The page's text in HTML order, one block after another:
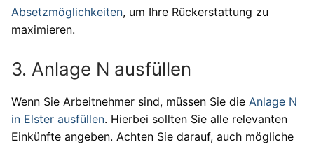
Absetzmöglichkeiten, um Ihre Rückerstattung zu
maximieren.
3. Anlage N ausfüllen
Wenn Sie Arbeitnehmer sind, müssen Sie die Anlage N
in Elster ausfüllen. Hierbei sollten Sie alle relevanten
Einkünfte angeben. Achten Sie darauf, auch mögliche